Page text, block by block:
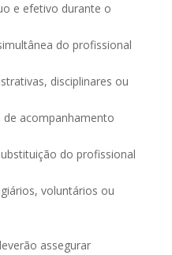
e efetivo durante o
do profissional
disciplinares ou
acompanhamento
do profissional
voluntários ou
assegurar